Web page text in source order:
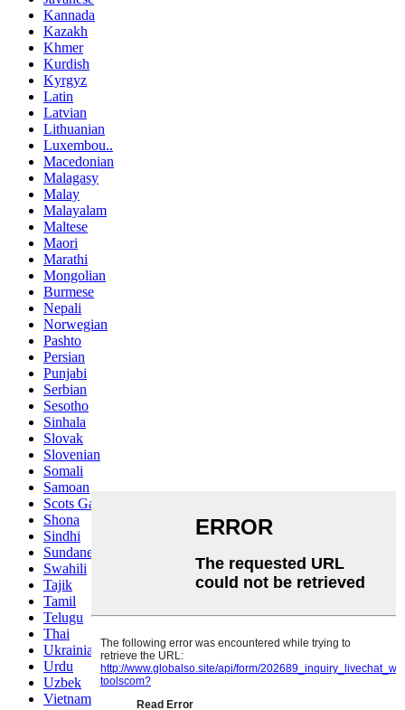
Kannada
Kazakh
Khmer
Kurdish
Kyrgyz
Latin
Latvian
Lithuanian
Luxembou..
Macedonian
Malagasy
Malay
Malayalam
Maltese
Maori
Marathi
Mongolian
Burmese
Nepali
Norwegian
Pashto
Persian
Punjabi
Serbian
Sesotho
Sinhala
Slovak
Slovenian
Somali
Samoan
Scots Gaelic
Shona
Sindhi
Sundanese
Swahili
Tajik
Tamil
Telugu
Thai
Ukrainian
Urdu
Uzbek
Vietnamese